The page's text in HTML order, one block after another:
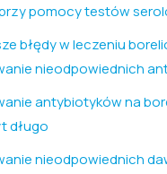
pomocy testów
błędy w leczeniu
nieodpowiednich
antybiotyków na
długo
nieodpowiednich